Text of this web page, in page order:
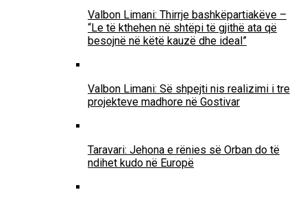
Valbon Limani: Thirrje bashkëpartiakëve –
“Le të kthehen në shtëpi të gjithë ata që
besojnë në këtë kauzë dhe ideal”
Valbon Limani: Së shpejti nis realizimi i tre
projekteve madhore në Gostivar
Taravari: Jehona e rënies së Orban do të
ndihet kudo në Europë